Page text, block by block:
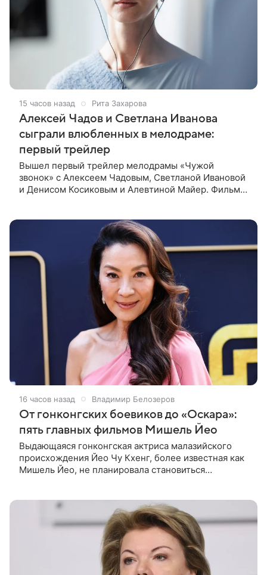
15 часов назад Рита Захарова
Алексей Чадов и Светлана Иванова
сыграли влюбленных в мелодраме:
первый трейлер
Вышел первый трейлер мелодрамы «Чужой
звонок» с Алексеем Чадовым, Светланой Ивановой
и Денисом Косиковым и Алевтиной Майер. Фильм
16 часов назад Владимир Белозеров
От гонконгских боевиков до «Оскара»:
пять главных фильмов Мишель Йео
Выдающаяся гонконгская актриса малазийского
происхождения Йео Чу Кхенг, более известная как
Мишель Йео, не планировала становиться